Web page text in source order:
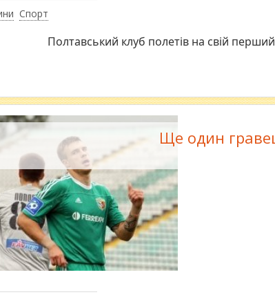
Спорт
Полтавський клуб полетів на свій
Ще один